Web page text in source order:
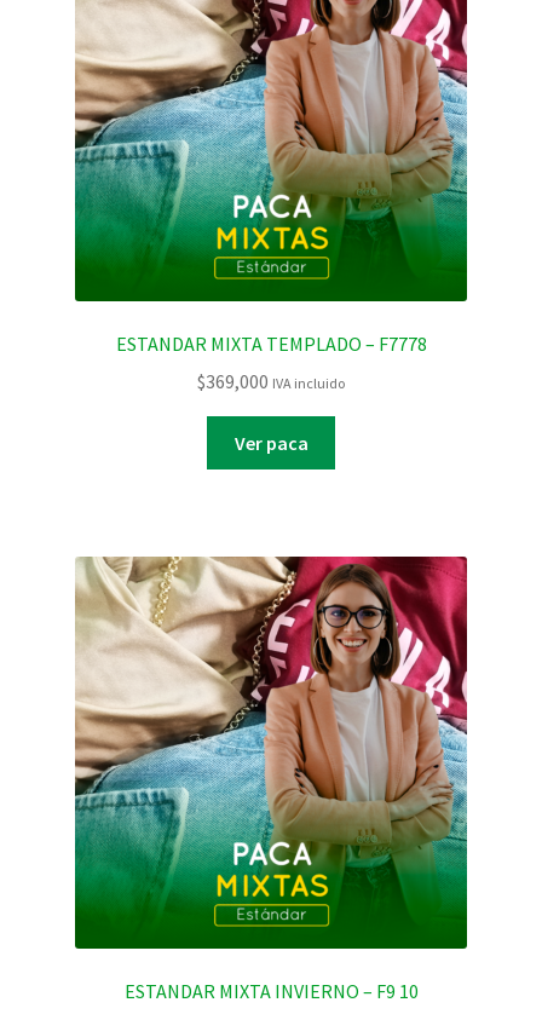
ESTANDAR MIXTA TEMPLADO – F7778
$369,000 IVA incluido
Ver paca
ESTANDAR MIXTA INVIERNO – F9 10